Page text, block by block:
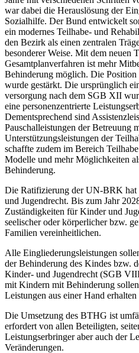
war dabei die Herauslösung der
Sozialhilfe. Der Bund entwickelt
ein modernes Teilhabe- und
den Bezirk als einen zentralen
besonderer Weise. Mit dem neuen
Gesamtplanverfahren ist mehr
Behinderung möglich. Die Position
wurde gestärkt. Die ursprünglich
versorgung nach dem SGB XII
eine personenzentrierte
Dementsprechend sind
Pauschalleistungen der ­Betreuung
Unterstützungsleistungen der
schaffte zudem im Bereich
Modelle und mehr Möglichkeiten
Behinderung.
Die Ratifizierung der UN-BRK hat
und Jugendrecht. Bis zum Jahr
Zuständigkeiten für Kinder und
seelischer oder körperlicher bzw.
Familien vereinheitlichen.
Alle Eingliederungsleistungen
der Behinderung des ­Kindes bzw.
Kinder- und Jugendrecht (SGB
mit Kindern mit Behinderung
Leistungen aus einer Hand erhalten
Die Umsetzung des BTHG ist
erfordert von allen Beteiligten,
Leistungs­erbringer aber auch der
Veränderungen.